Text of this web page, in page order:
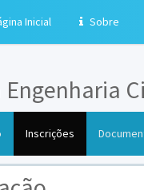
Inicial Sobre
(current)Inscrições